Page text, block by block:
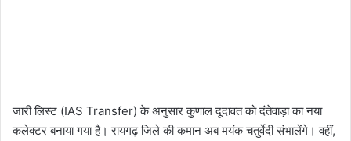
जारी लिस्ट (IAS Transfer) के अनुसार कुणाल दूदावत को दंतेवाड़ा का नया
कलेक्टर बनाया गया है। रायगढ़ जिले की कमान अब मयंक चतुर्वेदी संभालेंगे। वहीं,